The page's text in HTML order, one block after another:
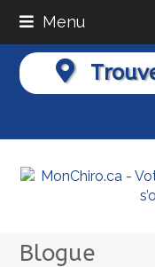
Menu
Blogue